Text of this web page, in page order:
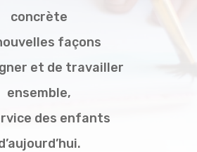
concrète
façons
et de travailler
ensemble,
des enfants